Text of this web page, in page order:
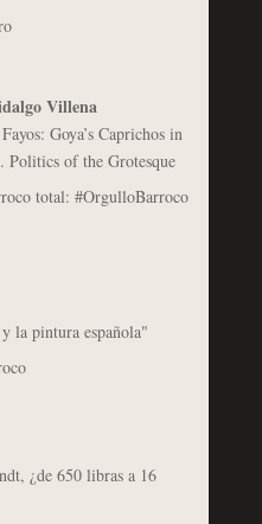
Villena
Goya’s Caprichos in
Politics of the Grotesque
total: #OrgulloBarroco
la pintura española"
¿de 650 libras a 16